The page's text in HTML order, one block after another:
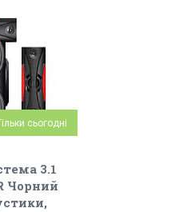
сьогодні
3.1
Чорний